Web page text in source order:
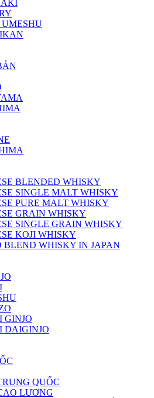
BLENDED WHISKY
SINGLE MALT WHISKY
PURE MALT WHISKY
GRAIN WHISKY
SINGLE GRAIN WHISKY
KOJI WHISKY
BLEND WHISKY IN JAPAN
GINJO
DAIGINJO
QUỐC
LƯƠNG